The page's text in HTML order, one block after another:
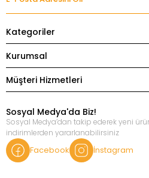
Kategoriler
Kurumsal
Müşteri Hizmetleri
Sosyal Medya'da Biz!
Sosyal Medya’dan takip ederek yeni
indirimlerden yararlanabilirsiniz
Facebook İnstagram